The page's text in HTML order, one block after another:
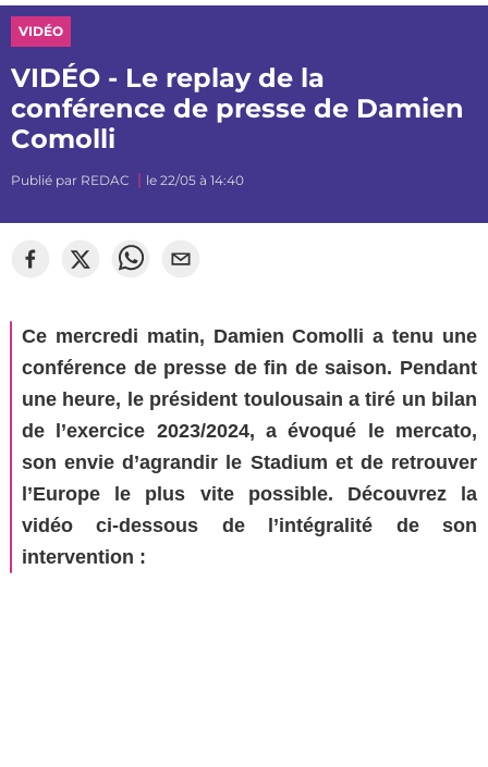
VIDÉO
VIDÉO - Le replay de la
conférence de presse de Damien
Comolli
Publié par REDAC le 22/05 à 14:40
Ce mercredi matin, Damien Comolli a tenu une
conférence de presse de fin de saison. Pendant
une heure, le président toulousain a tiré un bilan
de l’exercice 2023/2024, a évoqué le mercato,
son envie d’agrandir le Stadium et de retrouver
l’Europe le plus vite possible. Découvrez la
vidéo ci-dessous de l’intégralité de son
intervention :